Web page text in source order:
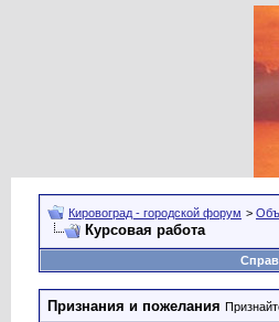
Кировоград - городской форум >
Курсовая работа
Признания и пожелания